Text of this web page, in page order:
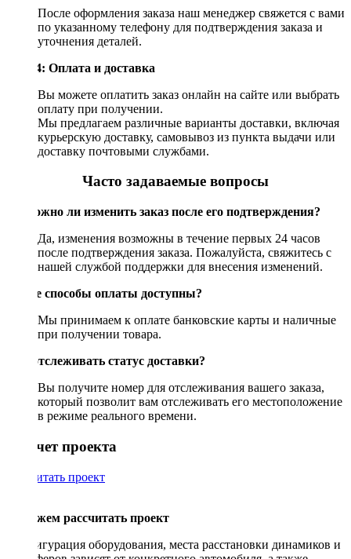
После оформления заказа наш менеджер свяжется с вами
по указанному телефону для подтверждения заказа и
уточнения деталей.
Шаг 4: Оплата и доставка
Вы можете оплатить заказ онлайн на сайте или выбрать
оплату при получении.
Мы предлагаем различные варианты доставки, включая
курьерскую доставку, самовывоз из пункта выдачи или
доставку почтовыми службами.
Часто задаваемые вопросы
Возможно ли изменить заказ после его подтверждения?
Да, изменения возможны в течение первых 24 часов
после подтверждения заказа. Пожалуйста, свяжитесь с
нашей службой поддержки для внесения изменений.
Какие способы оплаты доступны?
Мы принимаем к оплате банковские карты и наличные
при получении товара.
Как отслеживать статус доставки?
Вы получите номер для отслеживания вашего заказа,
который позволит вам отслеживать его местоположение
в режиме реального времени.
Рассчет проекта
Рассчитать проект
Поможем рассчитать проект
Конфигурация оборудования, места расстановки динамиков и